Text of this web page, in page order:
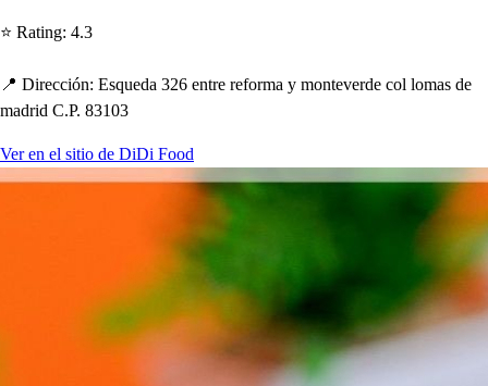
⭐ Rating: 4.3
📍 Dirección: Esqueda 326 entre reforma y monteverde col lomas de
madrid C.P. 83103
Ver en el sitio de DiDi Food